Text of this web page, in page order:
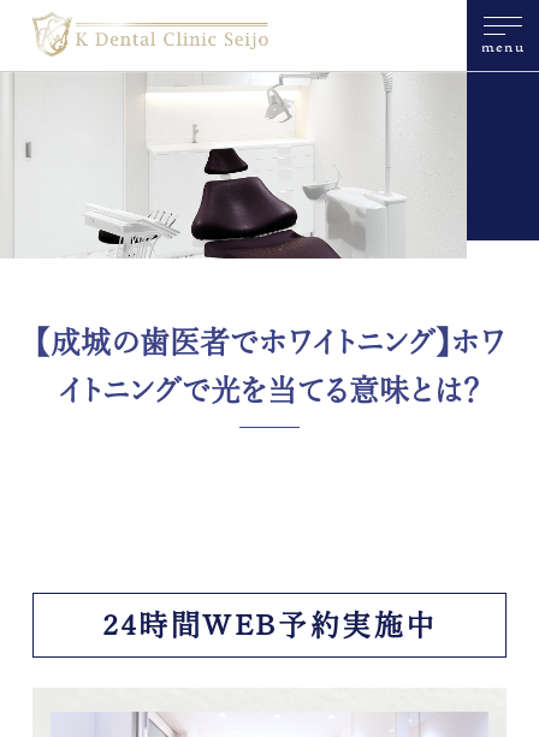
menu
【成城の歯医者でホワイトニング】ホワ
イトニングで光を当てる意味とは？
24時間WEB予約実施中